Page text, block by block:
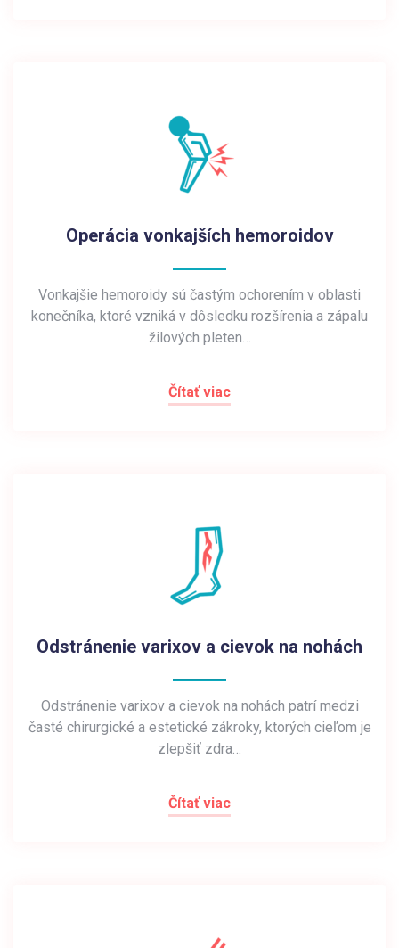
Operácia vonkajších hemoroidov
Vonkajšie hemoroidy sú častým ochorením v oblasti
konečníka, ktoré vzniká v dôsledku rozšírenia a zápalu
žilových pleten…
Čítať viac
Odstránenie varixov a cievok na nohách
Odstránenie varixov a cievok na nohách patrí medzi
časté chirurgické a estetické zákroky, ktorých cieľom je
zlepšiť zdra…
Čítať viac